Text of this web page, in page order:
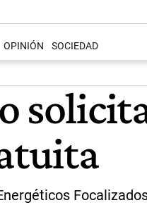
OPINIÓN SOCIEDAD